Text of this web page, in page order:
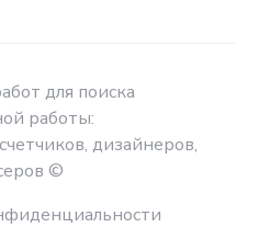
для поиска
работы:
дизайнеров,
©